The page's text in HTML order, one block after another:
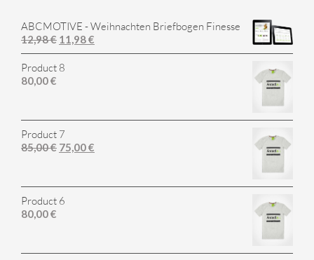
ABCMOTIVE - Weihnachten Briefbogen Finesse
12,98€ 11,98€
Product 8
80,00€
Product 7
85,00€ 75,00€
Product 6
80,00€